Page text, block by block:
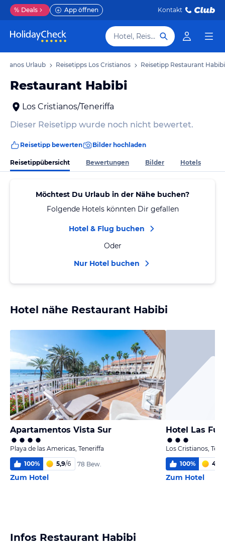
% Deals App öffnen Kontakt
Hotel, Reiseziel
Urlaub Reisetipps Los Cristianos Reisetipp Restaurant Habibi
Restaurant Habibi
Los Cristianos/Teneriffa
Dieser Reisetipp wurde noch nicht bewertet.
Reisetipp bewerten Bilder hochladen
Reisetippübersicht Bewertungen Bilder Hotels
Möchtest Du Urlaub in der Nähe buchen?
Folgende Hotels könnten Dir gefallen
Hotel & Flug buchen
Oder
Nur Hotel buchen
Hotel nähe Restaurant Habibi
Apartamentos Vista Sur
Playa de las Americas, Teneriffa
100% 5,9/6 78 Bew.
Zum Hotel
Hotel Las
Los Cristianos,
100% 4,0
Zum Hotel
Infos Restaurant Habibi